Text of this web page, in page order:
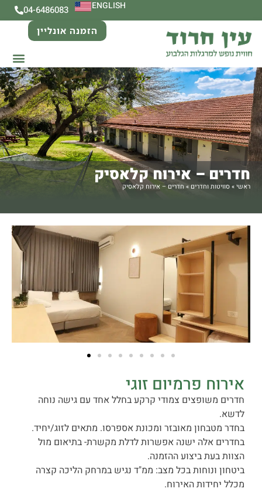
04-6486083 ENGLISH
הזמנה אונליין
חדרים – אירוח קלאסיק
ראשי»סוויטות וחדרים » חדרים – אירוח קלאסיק
אירוח פרמיום זוגי
חדרים משופצים צמודי קרקע בחלל אחד עם גישה נוחה
לדשא.
בחדר מטבחון מאובזר ומכונת אספרסו. מתאים לזוג/יחיד.
בחדרים אלה ישנה אפשרות לדלת מקשרת- בתיאום מול
הצוות בעת ביצוע ההזמנה.
ביטחון ונוחות בכל מצב: ממ"ד נגיש במרחק הליכה קצרה
מכלל יחידות האירוח.